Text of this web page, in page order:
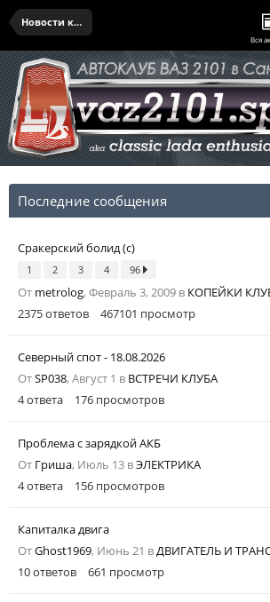
Новости клуба
Вся
Последние сообщения
Сракерский болид (с)
1 2 3 4 96
От metrolog, Февраль 3, 2009 в КОПЕЙКИ
2375ответов 467101 просмотр
Северный спот - 18.08.2026
ОтSP038, Август 1 в ВСТРЕЧИ КЛУБА
4ответа 176 просмотров
Проблема с зарядкой АКБ
От Гриша, Июль 13 вЭЛЕКТРИКА
4ответа 156 просмотров
Капиталка двига
ОтGhost1969, Июнь 21 вДВИГАТЕЛЬ И
10ответов 661 просмотр